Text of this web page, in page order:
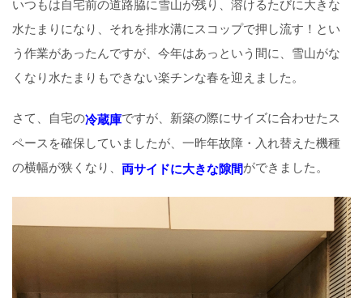
いつもは自宅前の道路脇に雪山が残り、溶けるたびに大きな
水たまりになり、それを排水溝にスコップで押し流す！とい
う作業があったんですが、今年はあっという間に、雪山がな
くなり水たまりもできない楽チンな春を迎えました。
さて、自宅の冷蔵庫ですが、新築の際にサイズに合わせたス
ペースを確保していましたが、一昨年故障・入れ替えた機種
の横幅が狭くなり、 両サイドに大きな隙間ができました。